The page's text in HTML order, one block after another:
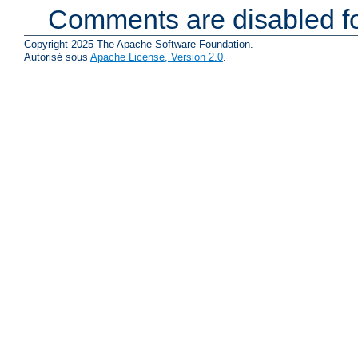
Comments are disabled
Copyright 2025 The Apache Software Foundation.
Autorisé sous Apache License, Version 2.0